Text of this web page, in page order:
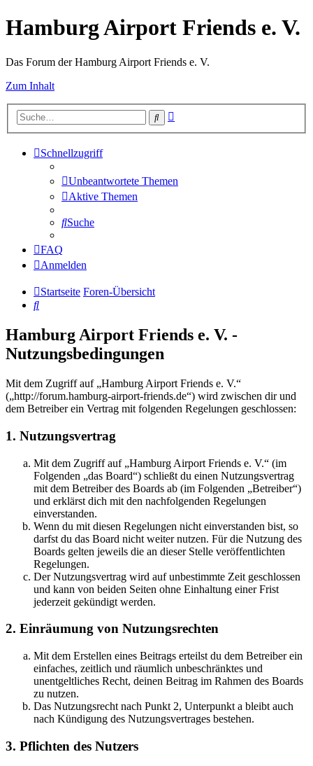
Hamburg Airport Friends e. V.
Das Forum der Hamburg Airport Friends e. V.
Zum Inhalt
Suche
Schnellzugriff
Unbeantwortete Themen
Aktive Themen
Suche
FAQ
Anmelden
Startseite Foren-Übersicht
Suche
Hamburg Airport Friends e. V. -
Nutzungsbedingungen
Mit dem Zugriff auf „Hamburg Airport Friends e. V.“
(„http://forum.hamburg-airport-friends.de“) wird zwischen dir und
dem Betreiber ein Vertrag mit folgenden Regelungen geschlossen:
1. Nutzungsvertrag
Mit dem Zugriff auf „Hamburg Airport Friends e. V.“ (im
Folgenden „das Board“) schließt du einen Nutzungsvertrag
mit dem Betreiber des Boards ab (im Folgenden „Betreiber“)
und erklärst dich mit den nachfolgenden Regelungen
einverstanden.
Wenn du mit diesen Regelungen nicht einverstanden bist, so
darfst du das Board nicht weiter nutzen. Für die Nutzung des
Boards gelten jeweils die an dieser Stelle veröffentlichten
Regelungen.
Der Nutzungsvertrag wird auf unbestimmte Zeit geschlossen
und kann von beiden Seiten ohne Einhaltung einer Frist
jederzeit gekündigt werden.
2. Einräumung von Nutzungsrechten
Mit dem Erstellen eines Beitrags erteilst du dem Betreiber ein
einfaches, zeitlich und räumlich unbeschränktes und
unentgeltliches Recht, deinen Beitrag im Rahmen des Boards
zu nutzen.
Das Nutzungsrecht nach Punkt 2, Unterpunkt a bleibt auch
nach Kündigung des Nutzungsvertrages bestehen.
3. Pflichten des Nutzers